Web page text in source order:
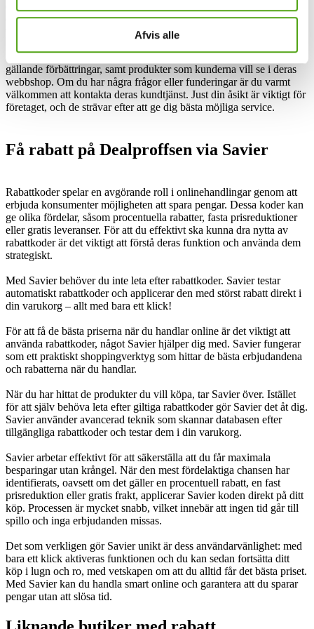
Afvis alle
erkända betalningsmetoder via Klarna, samt ett öppet betygssystem
Dealproffsen uppskattar all eventuell feedback och möter önskemål
gällande förbättringar, samt produkter som kunderna vill se i deras
webbshop. Om du har några frågor eller funderingar är du varmt
välkommen att kontakta deras kundtjänst. Just din åsikt är viktigt för
företaget, och de strävar efter att ge dig bästa möjliga service.
Få rabatt på Dealproffsen via Savier
Rabattkoder spelar en avgörande roll i onlinehandlingar genom att
erbjuda konsumenter möjligheten att spara pengar. Dessa koder kan
ge olika fördelar, såsom procentuella rabatter, fasta prisreduktioner
eller gratis leveranser. För att du effektivt ska kunna dra nytta av
rabattkoder är det viktigt att förstå deras funktion och använda dem
strategiskt.
Med Savier behöver du inte leta efter rabattkoder. Savier testar
automatiskt rabattkoder och applicerar den med störst rabatt direkt i
din varukorg – allt med bara ett klick!
För att få de bästa priserna när du handlar online är det viktigt att
använda rabattkoder, något Savier hjälper dig med. Savier fungerar
som ett praktiskt shoppingverktyg som hittar de bästa erbjudandena
och rabatterna när du handlar.
När du har hittat de produkter du vill köpa, tar Savier över. Istället
för att själv behöva leta efter giltiga rabattkoder gör Savier det åt dig.
Savier använder avancerad teknik som skannar databasen efter
tillgängliga rabattkoder och testar dem i din varukorg.
Savier arbetar effektivt för att säkerställa att du får maximala
besparingar utan krångel. När den mest fördelaktiga chansen har
identifierats, oavsett om det gäller en procentuell rabatt, en fast
prisreduktion eller gratis frakt, applicerar Savier koden direkt på ditt
köp. Processen är mycket snabb, vilket innebär att ingen tid går till
spillo och inga erbjudanden missas.
Det som verkligen gör Savier unikt är dess användarvänlighet: med
bara ett klick aktiveras funktionen och du kan sedan fortsätta ditt
köp i lugn och ro, med vetskapen om att du alltid får det bästa priset.
Med Savier kan du handla smart online och garantera att du sparar
pengar utan att slösa tid.